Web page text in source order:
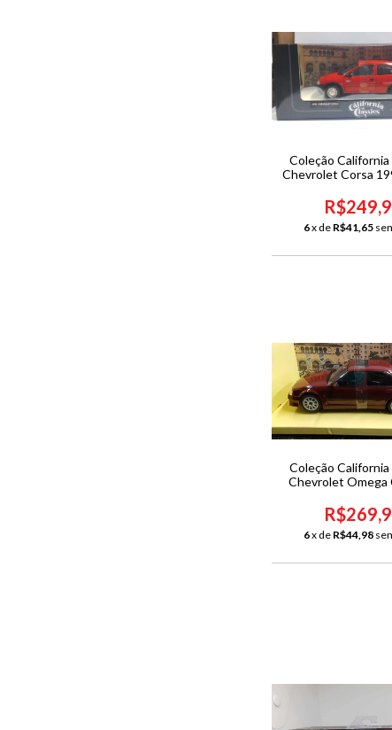
Coleção California
Chevrolet Corsa
6x de R$41,65
Coleção California
Chevrolet Omega
6x de R$44,98